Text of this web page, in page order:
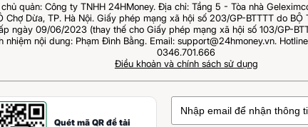
quản: Công ty TNHH 24HMoney. Địa chỉ: Tầng 5 - Tòa nhà
Chợ Dừa, TP. Hà Nội. Giấy phép mạng xã hội số 203/GP-BTTTT do BỘ
ngày 09/06/2023 (thay thế cho Giấy phép mạng xã hội số 103/GP-
nhiệm nội dung: Phạm Đình Bằng. Email: support@24hmoney.vn.
0346.701.666
Điều khoản và chính sách sử dụng
Quét mã QR để tải